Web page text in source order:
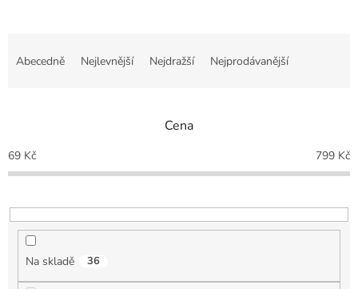
p
r
o
u
Abecedně Nejlevnější Nejdražší Nejprodávanější
Cena
69 Kč 799 Kč
Na skladě 36